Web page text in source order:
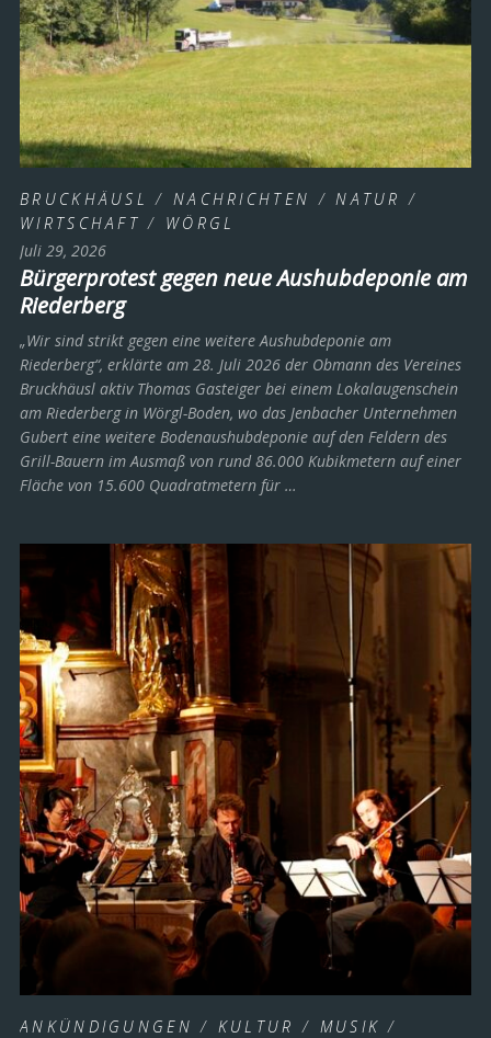
BRUCKHÄUSL / NACHRICHTEN / NATUR /
WIRTSCHAFT / WÖRGL
Juli 29, 2026
Bürgerprotest gegen neue Aushubdeponie am
Riederberg
„Wir sind strikt gegen eine weitere Aushubdeponie am
Riederberg“, erklärte am 28. Juli 2026 der Obmann des Vereines
Bruckhäusl aktiv Thomas Gasteiger bei einem Lokalaugenschein
am Riederberg in Wörgl-Boden, wo das Jenbacher Unternehmen
Gubert eine weitere Bodenaushubdeponie auf den Feldern des
Grill-Bauern im Ausmaß von rund 86.000 Kubikmetern auf einer
Fläche von 15.600 Quadratmetern für …
ANKÜNDIGUNGEN / KULTUR / MUSIK /